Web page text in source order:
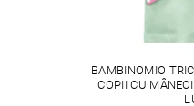
BAMBINOMIO
COPII CU